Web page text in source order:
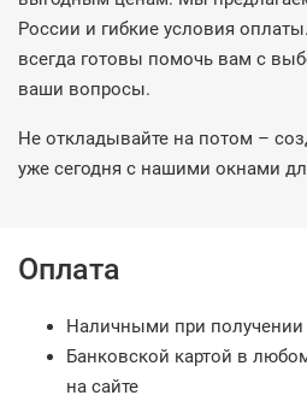
России и гибкие условия
всегда готовы помочь вам с
ваши вопросы.
Не откладывайте на потом –
уже сегодня с нашими окнами
Оплата
Наличными при получении
Банковской картой в
на сайте